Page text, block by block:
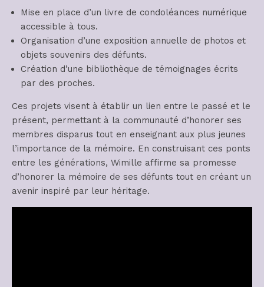
Mise en place d’un livre de condoléances numérique
accessible à tous.
Organisation d’une exposition annuelle de photos et
objets souvenirs des défunts.
Création d’une bibliothèque de témoignages écrits
par des proches.
Ces projets visent à établir un lien entre le passé et le
présent, permettant à la communauté d’honorer ses
membres disparus tout en enseignant aux plus jeunes
l’importance de la mémoire. En construisant ces ponts
entre les générations, Wimille affirme sa promesse
d’honorer la mémoire de ses défunts tout en créant un
avenir inspiré par leur héritage.